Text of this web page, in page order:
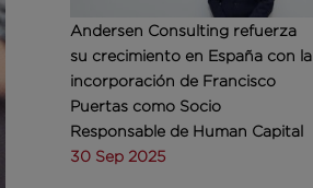
Andersen Consulting refuerza
su crecimiento en España con la
incorporación de Francisco
Puertas como Socio
Responsable de Human Capital
30 Sep 2025